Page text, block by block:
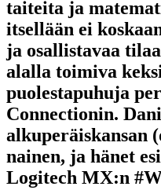
taiteita ja
itsellään ei
ja osallistavaa
alalla toimiva
puolestapuhuja
Connectionin.
alkuperäiskansan
nainen, ja hänet
Logitech MX:n